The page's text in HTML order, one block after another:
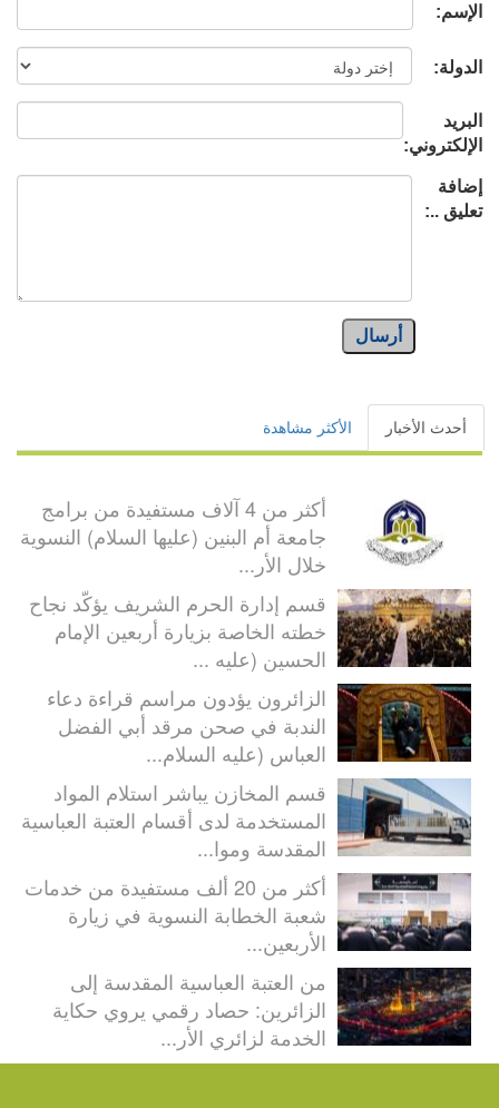
الإسم:
الدولة:
البريد
الإلكتروني:
إضافة
تعليق ..:
أرسال
أحدث الأخبار الأكثر مشاهدة
أكثر من 4 آلاف مستفيدة من برامج
جامعة أم البنين (عليها السلام) النسوية
خلال الأر...
قسم إدارة الحرم الشريف يؤكّد نجاح
خطته الخاصة بزيارة أربعين الإمام
الحسين (عليه ...
الزائرون يؤدون مراسم قراءة دعاء
الندبة في صحن مرقد أبي الفضل
العباس (عليه السلام...
قسم المخازن يباشر استلام المواد
المستخدمة لدى أقسام العتبة العباسية
المقدسة وموا...
أكثر من 20 ألف مستفيدة من خدمات
شعبة الخطابة النسوية في زيارة
الأربعين...
من العتبة العباسية المقدسة إلى
الزائرين: حصاد رقمي يروي حكاية
الخدمة لزائري الأر...